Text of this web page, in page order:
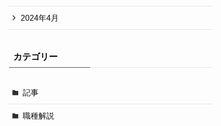
2024年4月
カテゴリー
記事
職種解説